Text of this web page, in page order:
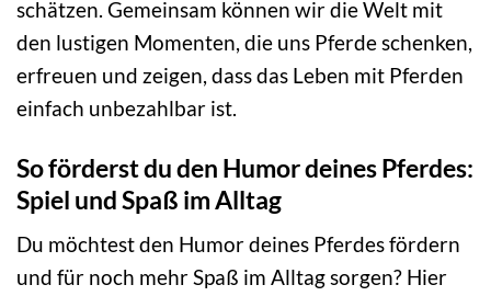
schätzen. Gemeinsam können wir die Welt mit
den lustigen Momenten, die uns Pferde schenken,
erfreuen und zeigen, dass das Leben mit Pferden
einfach unbezahlbar ist.
So förderst du den Humor deines Pferdes:
Spiel und Spaß im Alltag
Du möchtest den Humor deines Pferdes fördern
und für noch mehr Spaß im Alltag sorgen? Hier